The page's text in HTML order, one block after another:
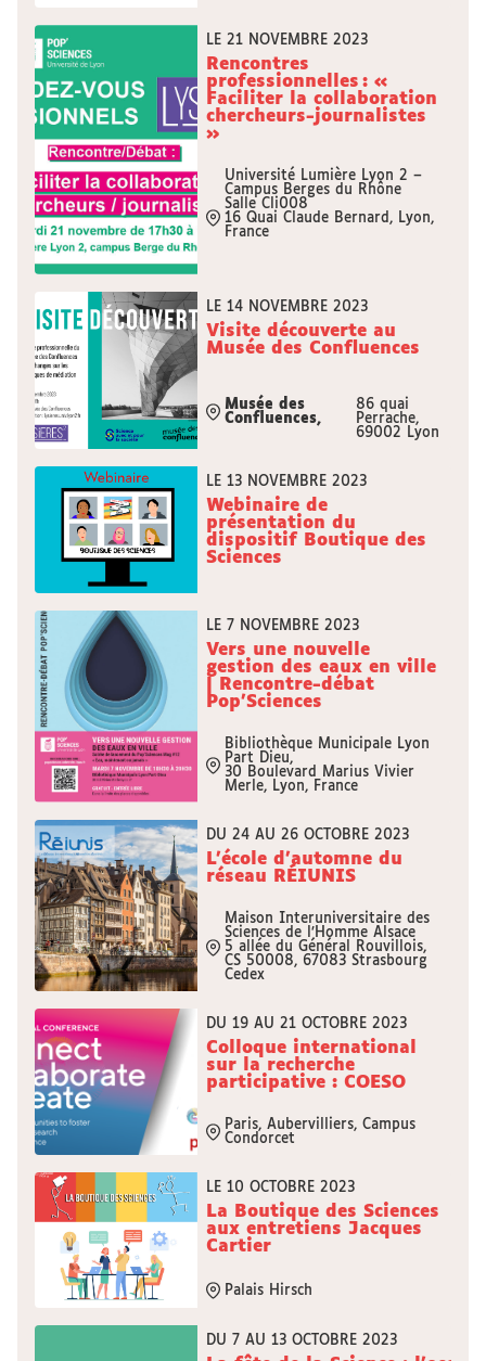
LE 21 NOVEMBRE 2023
Rencontres
professionnelles : «
Faciliter la collaboration
chercheurs-journalistes
»
Université Lumière Lyon 2 –
Campus Berges du Rhône
Salle Cli008
16 Quai Claude Bernard, Lyon,
France
LE 14 NOVEMBRE 2023
Visite découverte au
Musée des Confluences
Musée des
Confluences,
86 quai
Perrache,
69002 Lyon
LE 13 NOVEMBRE 2023
Webinaire de
présentation du
dispositif Boutique des
Sciences
LE 7 NOVEMBRE 2023
Vers une nouvelle
gestion des eaux en ville
| Rencontre-débat
Pop’Sciences
Bibliothèque Municipale Lyon
Part Dieu,
30 Boulevard Marius Vivier
Merle, Lyon, France
DU 24 AU 26 OCTOBRE 2023
L'école d'automne du
réseau RÉIUNIS
Maison Interuniversitaire des
Sciences de l’Homme Alsace
5 allée du Général Rouvillois,
CS 50008, 67083 Strasbourg
Cedex
DU 19 AU 21 OCTOBRE 2023
Colloque international
sur la recherche
participative : COESO
Paris, Aubervilliers, Campus
Condorcet
LE 10 OCTOBRE 2023
La Boutique des Sciences
aux entretiens Jacques
Cartier
Palais Hirsch
DU 7 AU 13 OCTOBRE 2023